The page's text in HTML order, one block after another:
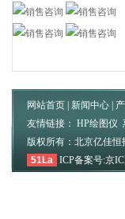
网站首页| 新闻中心|
友情链接： HP绘图仪
版权所有：北京亿佳恒
51La
ICP备案号:京